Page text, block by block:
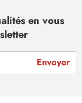
en vous
Envoyer